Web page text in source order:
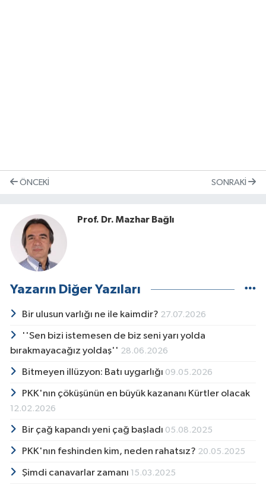
ÖNCEKI SONRAKI
Prof. Dr. Mazhar Bağlı
Yazarın Diğer Yazıları
Bir ulusun varlığı ne ile kaimdir? 27.07.2026
''Sen bizi istemesen de biz seni yarı yolda
bırakmayacağız yoldaş'' 28.06.2026
Bitmeyen illüzyon: Batı uygarlığı 09.05.2026
PKK'nın çöküşünün en büyük kazananı Kürtler olacak
12.02.2026
Bir çağ kapandı yeni çağ başladı 05.08.2025
PKK'nın feshinden kim, neden rahatsız? 20.05.2025
Şimdi canavarlar zamanı 15.03.2025